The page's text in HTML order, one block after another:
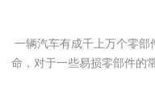
一辆汽车有成千上万个零
命，对于一些易损零部件的